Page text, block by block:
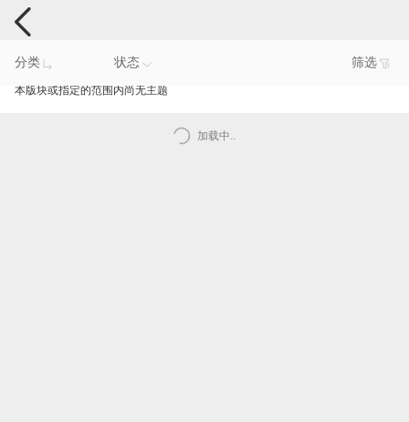
手机反馈
分类 状态 筛选
本版块或指定的范围内尚无主题
加载中..